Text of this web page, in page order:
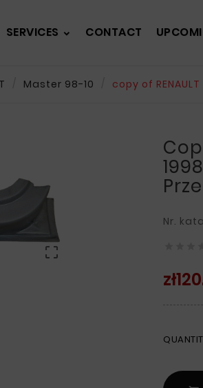
SERVICES CONTACT
Master 98-10 copy of

Nr.